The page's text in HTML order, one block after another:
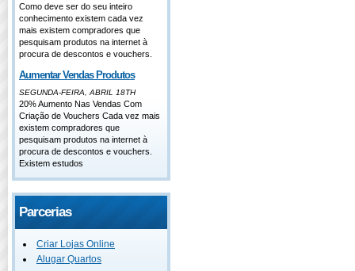
Como deve ser do seu inteiro
conhecimento existem cada vez
mais existem compradores que
pesquisam produtos na internet à
procura de descontos e vouchers.
Aumentar Vendas Produtos
SEGUNDA-FEIRA, ABRIL 18TH
20% Aumento Nas Vendas Com
Criação de Vouchers Cada vez mais
existem compradores que
pesquisam produtos na internet à
procura de descontos e vouchers.
Existem estudos
Parcerias
Criar Lojas Online
Alugar Quartos